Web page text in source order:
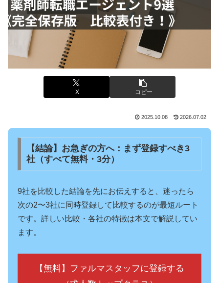
X コピー
2025.10.08 2026.07.02
【結論】お急ぎの方へ：まず登録すべき3
社（すべて無料・3分）
9社を比較した結論を先にお伝えすると、迷ったら
次の2〜3社に同時登録して比較するのが最短ルート
です。詳しい比較・各社の特徴は本文で解説してい
ます。
【無料】ファルマスタッフに登録する